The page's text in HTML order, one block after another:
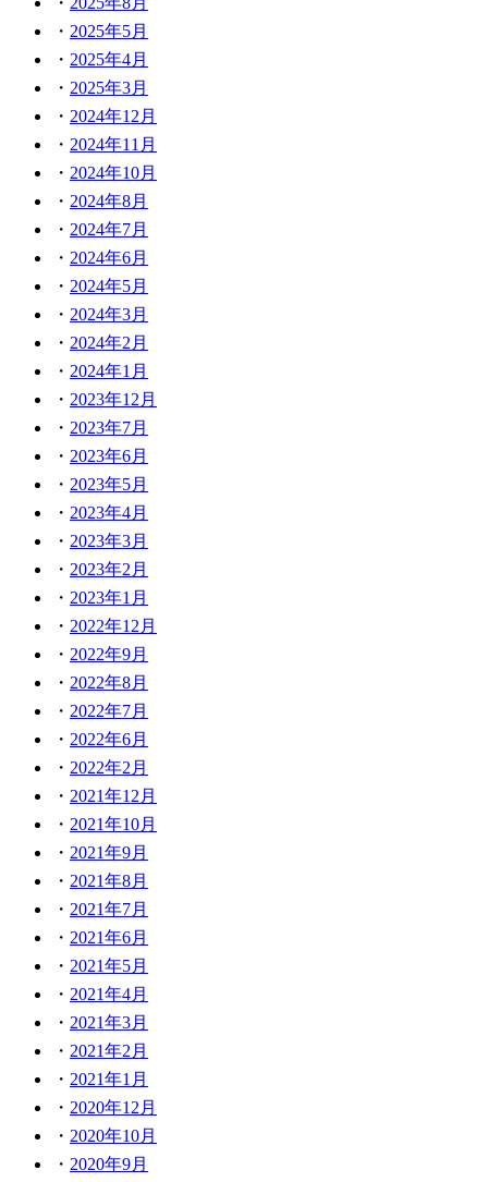
2025年5月
2025年4月
2025年3月
2024年12月
2024年11月
2024年10月
2024年8月
2024年7月
2024年6月
2024年5月
2024年3月
2024年2月
2024年1月
2023年12月
2023年7月
2023年6月
2023年5月
2023年4月
2023年3月
2023年2月
2023年1月
2022年12月
2022年9月
2022年8月
2022年7月
2022年6月
2022年2月
2021年12月
2021年10月
2021年9月
2021年8月
2021年7月
2021年6月
2021年5月
2021年4月
2021年3月
2021年2月
2021年1月
2020年12月
2020年10月
2020年9月